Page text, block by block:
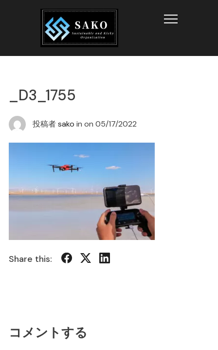
Info
_D3_1755
投稿者sako in on 05/17/2022
Share this:
コメントする